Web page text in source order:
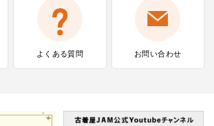
よくある質問 お問い合わせ